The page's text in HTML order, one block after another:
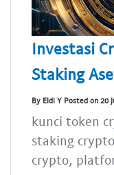
Investasi
Staking
By Eldi Y Posted on 20
kunci token
staking
crypto,